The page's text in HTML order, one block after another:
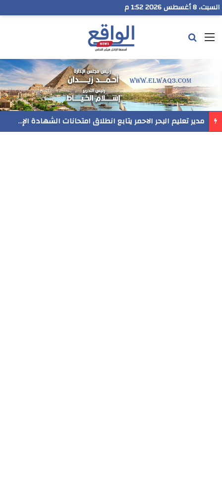
السبت، 8 أغسطس 2026 1:52 م
القائمة
مدير تعليم البحر الاحمر يتابع انطلاق امتحانات الشهادة الإعدادية ويؤكد: الانضباط